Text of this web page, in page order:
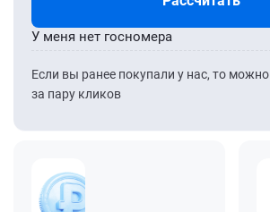
Если вы ранее покупали у нас, то можно
за пару кликов
У меня нет госномера